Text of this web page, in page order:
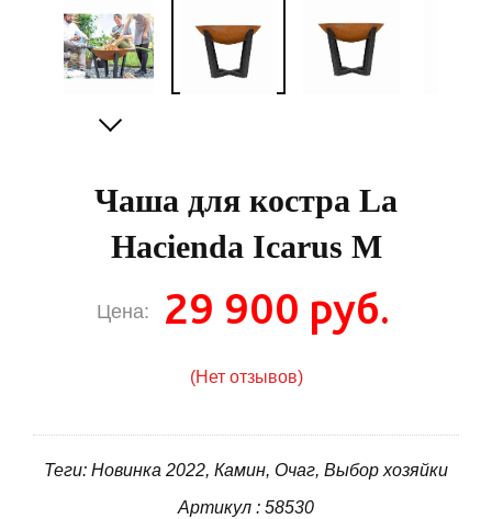
Чаша для костра La
Hacienda Icarus M
Цена: 29 900 руб.
(Нет отзывов)
Теги: Новинка 2022, Камин, Очаг, Выбор хозяйки
Артикул : 58530